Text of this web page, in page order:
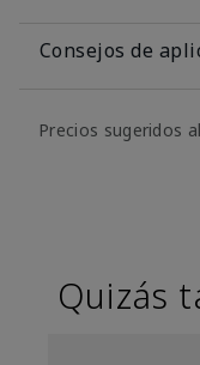
Consejos de
Precios sugeridos
Quizás